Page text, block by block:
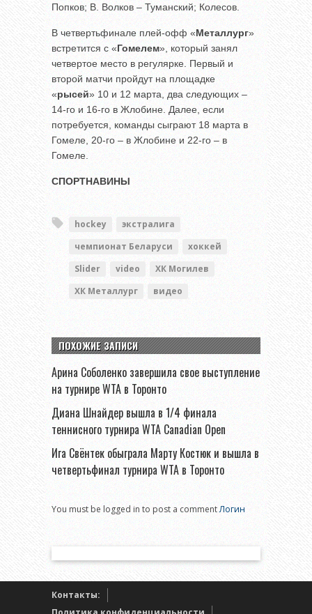
Попков; В. Волков – Туманский; Колесов.
В четвертьфинале плей-офф «Металлург»
встретится с «Гомелем», который занял
четвертое место в регулярке. Первый и
второй матчи пройдут на площадке
«рысей» 10 и 12 марта, два следующих –
14-го и 16-го в Жлобине. Далее, если
потребуется, команды сыграют 18 марта в
Гомеле, 20-го – в Жлобине и 22-го – в
Гомеле.
СПОРТНАВИНЫ
hockey
экстралига
чемпионат Беларуси
хоккей
Slider
video
ХК Могилев
ХК Металлург
видео
ПОХОЖИЕ ЗАПИСИ
Арина Соболенко завершила свое выступление
на турнире WTA в Торонто
Диана Шнайдер вышла в 1/4 финала
теннисного турнира WTA Canadian Open
Ига Свёнтек обыграла Марту Костюк и вышла в
четвертьфинал турнира WTA в Торонто
You must be logged in to post a commentЛогин
Контакты: